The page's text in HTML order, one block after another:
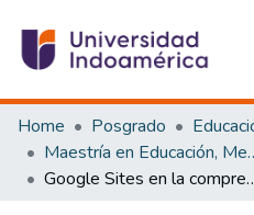
Communities & Collections
All of DSpace
Statistics
Home Posgrado
Maestría en
Google Sites en la